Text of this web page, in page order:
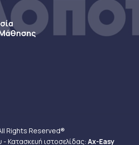
Rights Reserved®
Κατασκευή ιστοσελίδας: Ax-Easy